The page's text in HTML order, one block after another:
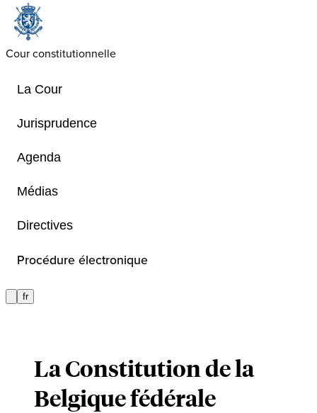
Cour constitutionnelle
La Cour
Jurisprudence
Agenda
Médias
Directives
Procédure électronique
fr
La Constitution de la
Belgique fédérale